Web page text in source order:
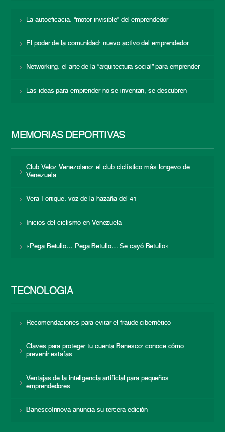
La autoeficacia: “motor invisible” del emprendedor
El poder de la comunidad: nuevo activo del emprendedor
Networking: el arte de la “arquitectura social” para emprender
Las ideas para emprender no se inventan, se descubren
MEMORIAS DEPORTIVAS
Club Veloz Venezolano: el club ciclístico más longevo de
Venezuela
Vera Fortique: voz de la hazaña del 41
Inicios del ciclismo en Venezuela
«Pega Betulio… Pega Betulio… Se cayó Betulio»
TECNOLOGÍA
Recomendaciones para evitar el fraude cibernético
Claves para proteger tu cuenta Banesco: conoce cómo
prevenir estafas
Ventajas de la inteligencia artificial para pequeños
emprendedores
BanescoInnova anuncia su tercera edición